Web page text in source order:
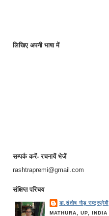
लिखिए अपनी भाषा में
सम्पर्क करें- रचनायें भेजें
rashtrapremi@gmail.com
संक्षिप्त परिचय
डा.संतोष गौड़ राष्ट्रप्रेमी
MATHURA, UP, INDIA